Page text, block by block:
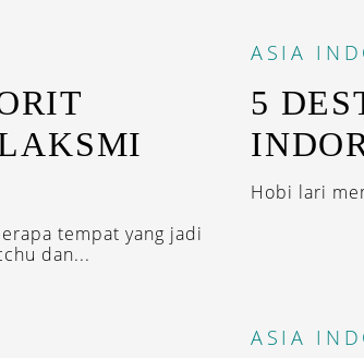
tempat yang jadi
dan...
ASIA
5
Hobi lari
ASIA